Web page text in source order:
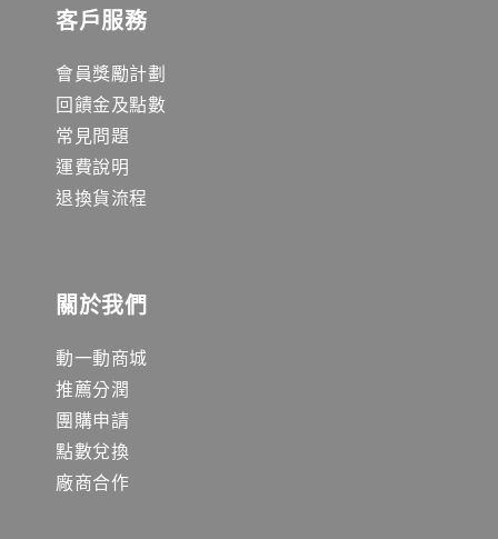
客戶服務
會員獎勵計劃
回饋金及點數
常見問題
運費說明
退換貨流程
關於我們
動一動商城
推薦分潤
團購申請
點數兌換
廠商合作